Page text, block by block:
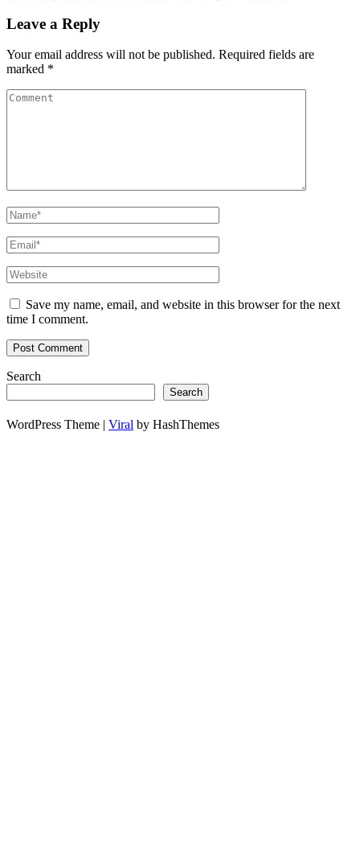
Leave a Reply
Your email address will not be published. Required fields are
marked *
Save my name, email, and website in this browser for the next
time I comment.
Search
Search
WordPress Theme | Viral by HashThemes